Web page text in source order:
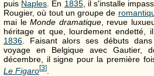
puis Naples . En 1835, il s'installe
Rougier, où tout un groupe de
mai leMonde dramatique, revue
héritage et que, lourdement endetté,
1836 . Faisant alors ses débuts
voyage en Belgique avec Gautier,
décembre, il signe pour la première
Le Figaro[3]